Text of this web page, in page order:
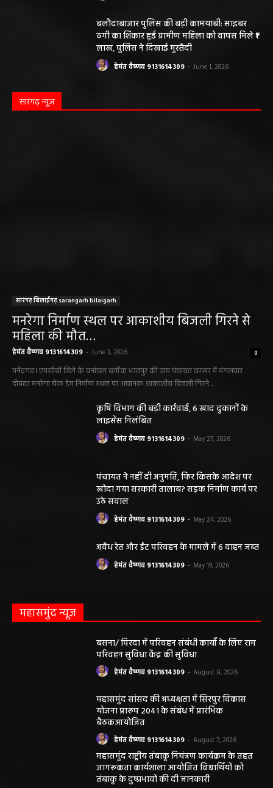
बलौदाबाजार पुलिस की बड़ी कामयाबी: साइबर
ठगी का शिकार हुई ग्रामीण महिला को वापस मिले ₹1
लाख, पुलिस ने दिखाई मुस्तैदी
हेमंत वैष्णव 9131614309 - June 1, 2026
सारंगढ़ न्यूज़
सारंगढ़ बिलाईगढ़ sarangarh bilaigarh
मनरेगा निर्माण स्थल पर आकाशीय बिजली गिरने से
महिला की मौत…
हेमंत वैष्णव 9131614309 - June 3, 2026 0
मनेंद्रगढ़। एमसीबी जिले के वनांचल ब्लॉक भरतपुर की ग्राम पंचायत चरखर में मंगलवार
दोपहर मनरेगा चेक डेम निर्माण स्थल पर अचानक आकाशीय बिजली गिरने...
कृषि विभाग की बड़ी कार्रवाई, 6 खाद दुकानों के
लाइसेंस निलंबित
हेमंत वैष्णव 9131614309 - May 27, 2026
पंचायत ने नहीं दी अनुमति, फिर किसके आदेश पर
खोदा गया सरकारी तालाब? सड़क निर्माण कार्य पर
उठे सवाल
हेमंत वैष्णव 9131614309 - May 24, 2026
अवैध रेत और ईंट परिवहन के मामले में 6 वाहन जब्त
हेमंत वैष्णव 9131614309 - May 19, 2026
महासमुंद न्यूज़
बसना/ पिरदा में परिवहन संबंधी कार्यों के लिए राम
परिवहन सुविधा केंद्र की सुविधा
हेमंत वैष्णव 9131614309 - August 8, 2026
महासमुंद सांसद की अध्यक्षता में सिरपुर विकास
योजना प्रारूप 2041 के संबंध में प्रारंभिक
बैठकआयोजित
हेमंत वैष्णव 9131614309 - August 7, 2026
महासमुंद राष्ट्रीय तंबाकू नियंत्रण कार्यक्रम के तहत
जागरूकता कार्यशाला आयोजित विद्यार्थियों को
तंबाकू के दुष्प्रभावों की दी जानकारी